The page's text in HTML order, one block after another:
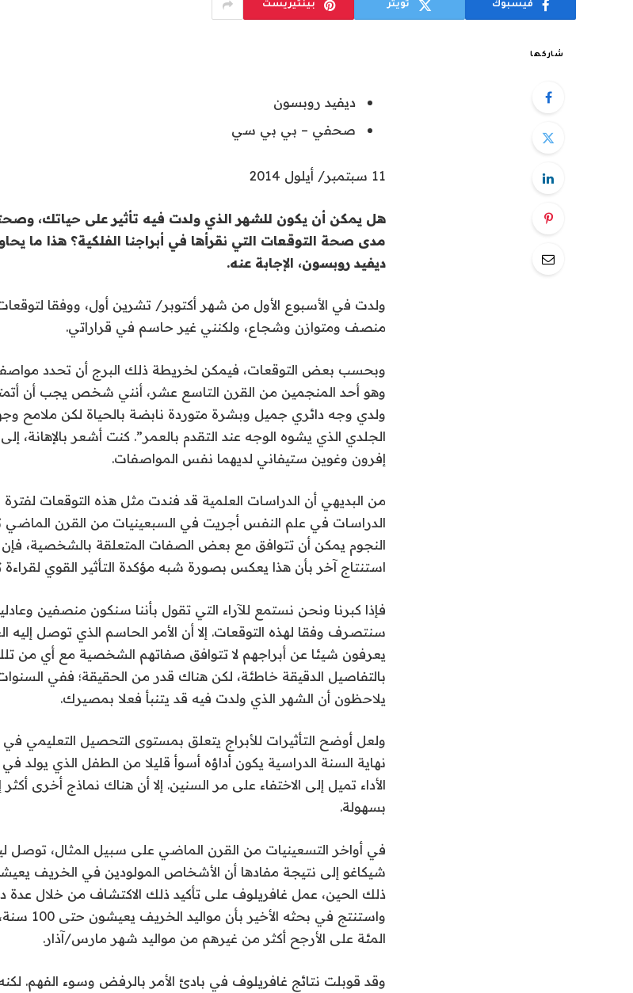
فيسبوك تويتر بينتيريست
شاركها
ديفيد روبسون
صحفي – بي بي سي
11 سبتمبر/ أيلول 2014
هل يمكن أن يكون للشهر الذي ولدت فيه تأثير على حياتك،
مدى صحة التوقعات التي نقرأها في أبراجنا الفلكية؟ هذا ما
ديفيد روبسون، الإجابة عنه.
ولدت في الأسبوع الأول من شهر أكتوبر/ تشرين أول، ووفقا
منصف ومتوازن وشجاع، ولكنني غير حاسم في قراراتي.
وبحسب بعض التوقعات، فيمكن لخريطة ذلك البرج أن تحدد
وهو أحد المنجمين من القرن التاسع عشر، أنني شخص يجب أن
ولدي وجه دائري جميل وبشرة متوردة نابضة بالحياة لكن ملامح
الجلدي الذي يشوه الوجه عند التقدم بالعمر”. كنت أشعر بالإهانة،
إفرون وغوين ستيفاني لديهما نفس المواصفات.
من البديهي أن الدراسات العلمية قد فندت مثل هذه التوقعات
الدراسات في علم النفس أجريت في السبعينيات من القرن
النجوم يمكن أن تتوافق مع بعض الصفات المتعلقة بالشخصية، فإن
استنتاج آخر بأن هذا يعكس بصورة شبه مؤكدة التأثير القوي
فإذا كبرنا ونحن نستمع للآراء التي تقول بأننا سنكون منصفين
سنتصرف وفقا لهذه التوقعات. إلا أن الأمر الحاسم الذي توصل إليه
يعرفون شيئا عن أبراجهم لا تتوافق صفاتهم الشخصية مع أي من
بالتفاصيل الدقيقة خاطئة، لكن هناك قدر من الحقيقة؛ ففي السنوات
يلاحظون أن الشهر الذي ولدت فيه قد يتنبأ فعلا بمصيرك.
ولعل أوضح التأثيرات للأبراج يتعلق بمستوى التحصيل التعليمي
نهاية السنة الدراسية يكون أداؤه أسوأ قليلا من الطفل الذي يولد في
الأداء تميل إلى الاختفاء على مر السنين. إلا أن هناك نماذج أخرى
بسهولة.
في أواخر التسعينيات من القرن الماضي على سبيل المثال، توصل
شيكاغو إلى نتيجة مفادها أن الأشخاص المولودين في الخريف
ذلك الحين، عمل غافريلوف على تأكيد ذلك الاكتشاف من خلال عدة
المئة على الأرجح أكثر من غيرهم من مواليد شهر مارس/آذار.
وقد قوبلت نتائج غافريلوف في بادئ الأمر بالرفض وسوء الفهم.